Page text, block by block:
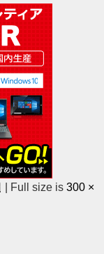
Full size is 300 ×